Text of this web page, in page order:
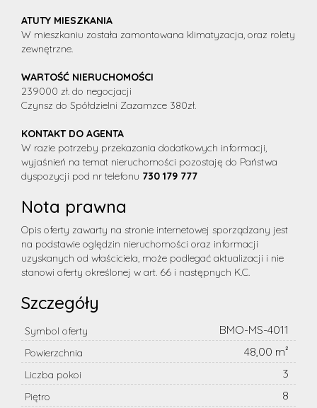
ATUTY MIESZKANIA
W mieszkaniu została zamontowana klimatyzacja, oraz rolety
zewnętrzne.
WARTOŚĆ NIERUCHOMOŚCI
239000 zł. do negocjacji
Czynsz do Spółdzielni Zazamzce 380zł.
KONTAKT DO AGENTA
W razie potrzeby przekazania dodatkowych informacji,
wyjaśnień na temat nieruchomości pozostaję do Państwa
dyspozycji pod nr telefonu 730 179 777
Nota prawna
Opis oferty zawarty na stronie internetowej sporządzany jest
na podstawie oględzin nieruchomości oraz informacji
uzyskanych od właściciela, może podlegać aktualizacji i nie
stanowi oferty określonej w art. 66 i następnych K.C.
Szczegóły
Symbol oferty BMO-MS-4011
Powierzchnia 48,00 m²
Liczba pokoi 3
Piętro 8